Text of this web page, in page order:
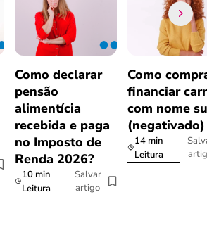
Como declarar
pensão
alimentícia
recebida e paga
no Imposto de
Renda 2026?
10 min
Leitura
Salvar
artigo
Como
financiar
com nome
(negativado)
14 min
Leitura